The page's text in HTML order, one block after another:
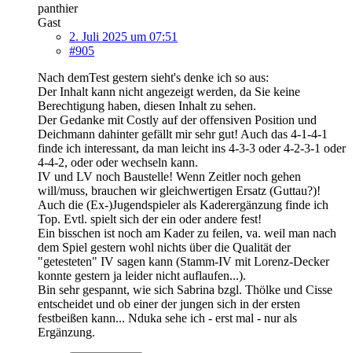
panthier
Gast
2. Juli 2025 um 07:51
#905
Nach demTest gestern sieht's denke ich so aus:
Der Inhalt kann nicht angezeigt werden, da Sie keine
Berechtigung haben, diesen Inhalt zu sehen.
Der Gedanke mit Costly auf der offensiven Position und
Deichmann dahinter gefällt mir sehr gut! Auch das 4-1-4-1
finde ich interessant, da man leicht ins 4-3-3 oder 4-2-3-1 oder
4-4-2, oder oder wechseln kann.
IV und LV noch Baustelle! Wenn Zeitler noch gehen
will/muss, brauchen wir gleichwertigen Ersatz (Guttau?)!
Auch die (Ex-)Jugendspieler als Kaderergänzung finde ich
Top. Evtl. spielt sich der ein oder andere fest!
Ein bisschen ist noch am Kader zu feilen, va. weil man nach
dem Spiel gestern wohl nichts über die Qualität der
"getesteten" IV sagen kann (Stamm-IV mit Lorenz-Decker
konnte gestern ja leider nicht auflaufen...).
Bin sehr gespannt, wie sich Sabrina bzgl. Thölke und Cisse
entscheidet und ob einer der jungen sich in der ersten
festbeißen kann... Nduka sehe ich - erst mal - nur als
Ergänzung.